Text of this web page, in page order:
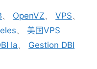
、 OpenVZ、VPS、
、 美国VPS
la、 Gestion DBI